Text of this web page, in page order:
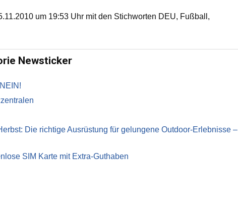
um 19:53 Uhr mit den Stichworten DEU, Fußball,
Newsticker
Die richtige Ausrüstung für gelungene Outdoor-Erlebnisse –
SIM Karte mit Extra-Guthaben